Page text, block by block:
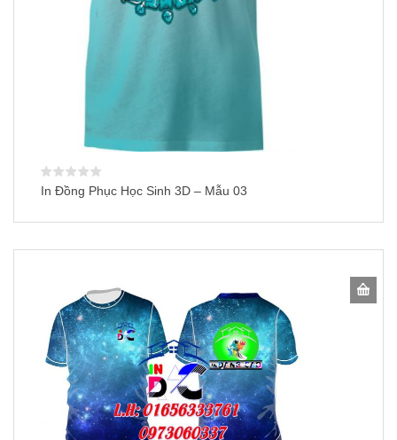
In Đồng Phục Học Sinh 3D – Mẫu 03